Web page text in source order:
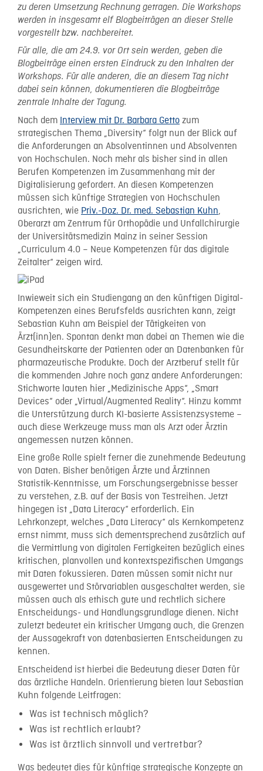
zu deren Umsetzung Rechnung getragen. Die Workshops
werden in insgesamt elf Blogbeiträgen an dieser Stelle
vorgestellt bzw. nachbereitet.
Für alle, die am 24.9. vor Ort sein werden, geben die
Blogbeiträge einen ersten Eindruck zu den Inhalten der
Workshops. Für alle anderen, die an diesem Tag nicht
dabei sein können, dokumentieren die Blogbeiträge
zentrale Inhalte der Tagung.
Nach dem Interview mit Dr. Barbara Getto zum
strategischen Thema „Diversity“ folgt nun der Blick auf
die Anforderungen an Absolventinnen und Absolventen
von Hochschulen. Noch mehr als bisher sind in allen
Berufen Kompetenzen im Zusammenhang mit der
Digitalisierung gefordert. An diesen Kompetenzen
müssen sich künftige Strategien von Hochschulen
ausrichten, wie Priv.-Doz. Dr. med. Sebastian Kuhn,
Oberarzt am Zentrum für Orthopädie und Unfallchirurgie
der Universitätsmedizin Mainz in seiner Session
„Curriculum 4.0 – Neue Kompetenzen für das digitale
Zeitalter“ zeigen wird.
Inwieweit sich ein Studiengang an den künftigen Digital-
Kompetenzen eines Berufsfelds ausrichten kann, zeigt
Sebastian Kuhn am Beispiel der Tätigkeiten von
Ärzt(inn)en. Spontan denkt man dabei an Themen wie die
Gesundheitskarte der Patienten oder an Datenbanken für
pharmazeutische Produkte. Doch der Arztberuf stellt für
die kommenden Jahre noch ganz andere Anforderungen:
Stichworte lauten hier „Medizinische Apps“, „Smart
Devices“ oder „Virtual/Augmented Reality“. Hinzu kommt
die Unterstützung durch KI-basierte Assistenzsysteme –
auch diese Werkzeuge muss man als Arzt oder Ärztin
angemessen nutzen können.
Eine große Rolle spielt ferner die zunehmende Bedeutung
von Daten. Bisher benötigen Ärzte und Ärztinnen
Statistik-Kenntnisse, um Forschungsergebnisse besser
zu verstehen, z.B. auf der Basis von Testreihen. Jetzt
hingegen ist „Data Literacy“ erforderlich. Ein
Lehrkonzept, welches „Data Literacy“ als Kernkompetenz
ernst nimmt, muss sich dementsprechend zusätzlich auf
die Vermittlung von digitalen Fertigkeiten bezüglich eines
kritischen, planvollen und kontextspezifischen Umgangs
mit Daten fokussieren. Daten müssen somit nicht nur
ausgewertet und Störvariablen ausgeschaltet werden, sie
müssen auch als ethisch gute und rechtlich sichere
Entscheidungs- und Handlungsgrundlage dienen. Nicht
zuletzt bedeutet ein kritischer Umgang auch, die Grenzen
der Aussagekraft von datenbasierten Entscheidungen zu
kennen.
Entscheidend ist hierbei die Bedeutung dieser Daten für
das ärztliche Handeln. Orientierung bieten laut Sebastian
Kuhn folgende Leitfragen:
Was ist technisch möglich?
Was ist rechtlich erlaubt?
Was ist ärztlich sinnvoll und vertretbar?
Was bedeutet dies für künftige strategische Konzepte an